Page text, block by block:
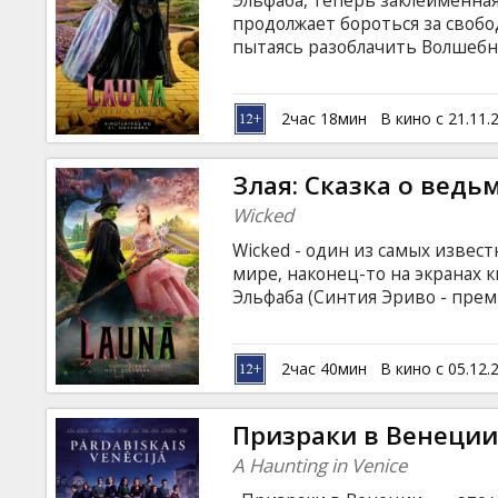
Кинозакуски
B2B
Клуб
продолжает бороться за
пытаясь разоблачить
замуж за принца Фьерро, но
толпа восстаёт против Злой
объединиться. Их дружба
изменить их самих и
с субтитрами на латышском и
2час 18мин В кино с
Злая: Cказка о
Wicked
Wicked - один из самых
мире, наконец-то на экранах
Эльфаба (Синтия Эриво -
свою истинную силу. Глинда
молодая женщина, которой
После встречи с
перепутье. Фильм на
русском языках.
2час 40мин В кино с
Призраки в Венеции
A Haunting in Venice